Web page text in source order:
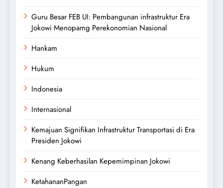
Guru Besar FEB UI: Pembangunan infrastruktur Era
Jokowi Menopamg Perekonomian Nasional
Hankam
Hukum
Indonesia
Internasional
Kemajuan Signifikan Infrastruktur Transportasi di Era
Presiden Jokowi
Kenang Keberhasilan Kepemimpinan Jokowi
KetahananPangan